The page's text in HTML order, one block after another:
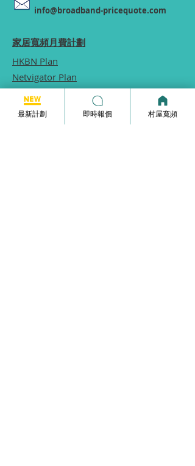
info@broadband-pricequote.com
家居寬頻月費計劃
HKBN Plan
Netvigator Plan
HGC Plan
村屋寬頻
最新計劃 即時報價 村屋寬頻